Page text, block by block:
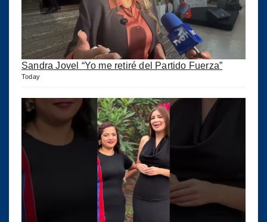
Sandra Jovel “Yo me retiré del Partido Fuerza”
Today